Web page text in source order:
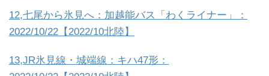
12,七尾から氷見へ：加越能バス「わくライナー」：
2022/10/22【2022/10北陸】
13,JR氷見線・城端線：キハ47形：